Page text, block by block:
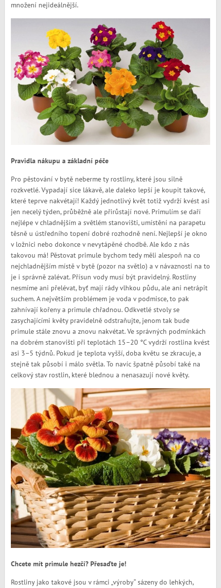
množení nejideálnější.
Pravidla nákupu a základní péče
Pro pěstování v bytě neberme ty rostliny, které jsou silně
rozkvetlé. Vypadají sice lákavě, ale daleko lepší je koupit takové,
které teprve nakvétají! Každý jednotlivý květ totiž vydrží kvést asi
jen necelý týden, průběžně ale přirůstají nové. Primulím se daří
nejlépe v chladnějším a světlém stanovišti, umístění na parapetu
těsně u ústředního topení dobré rozhodně není. Nejlepší je okno
v ložnici nebo dokonce v nevytápěné chodbě. Ale kdo z nás
takovou má! Pěstovat primule bychom tedy měli alespoň na co
nejchladnějším místě v bytě (pozor na světlo) a v návaznosti na to
je i správně zalévat. Přísun vody musí být pravidelný. Rostliny
nesmíme ani přelévat, byť mají rády vlhkou půdu, ale ani netrápit
suchem. A největším problémem je voda v podmisce, to pak
zahnívají kořeny a primule chřadnou. Odkvetlé stvoly se
zasychajícími květy pravidelně odstraňujte, jenom tak bude
primule stále znovu a znovu nakvétat. Ve správných podmínkách
na dobrém stanovišti při teplotách 15–20 °C vydrží rostlina kvést
asi 3–5 týdnů. Pokud je teplota vyšší, doba květu se zkracuje, a
stejně tak působí i málo světla. To navíc špatně působí také na
celkový stav rostlin, které blednou a nenasazují nové květy.
Chcete mít primule hezčí? Přesaďte je!
Rostliny jako takové jsou v rámci „výroby“ sázeny do lehkých,